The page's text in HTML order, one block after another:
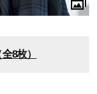
8枚）